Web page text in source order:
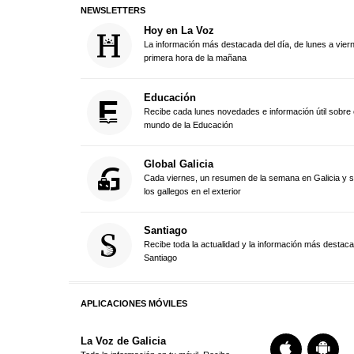
NEWSLETTERS
Hoy en La Voz
La información más destacada del día, de lunes a
primera hora de la mañana
Educación
Recibe cada lunes novedades e información útil sobre
mundo de la Educación
Global Galicia
Cada viernes, un resumen de la semana en Galicia y
los gallegos en el exterior
Santiago
Recibe toda la actualidad y la información más
Santiago
APLICACIONES MÓVILES
La Voz de Galicia